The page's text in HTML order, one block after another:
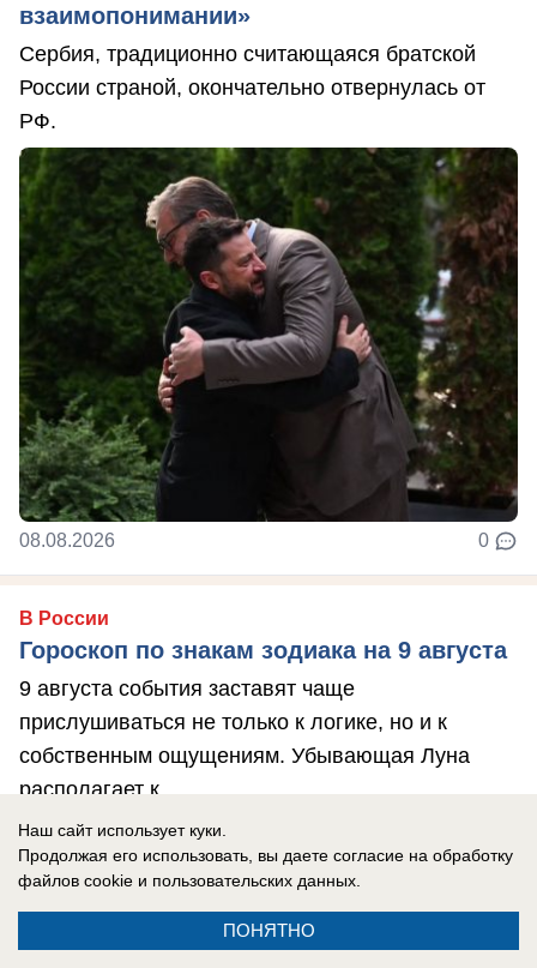
взаимопонимании»
Сербия, традиционно считающаяся братской
России страной, окончательно отвернулась от
РФ.
08.08.2026 0
В России
Гороскоп по знакам зодиака на 9 августа
9 августа события заставят чаще
прислушиваться не только к логике, но и к
собственным ощущениям. Убывающая Луна
располагает к ...
Наш сайт использует куки.
Продолжая его использовать, вы даете согласие на обработку
файлов cookie и пользовательских данных.
ПОНЯТНО